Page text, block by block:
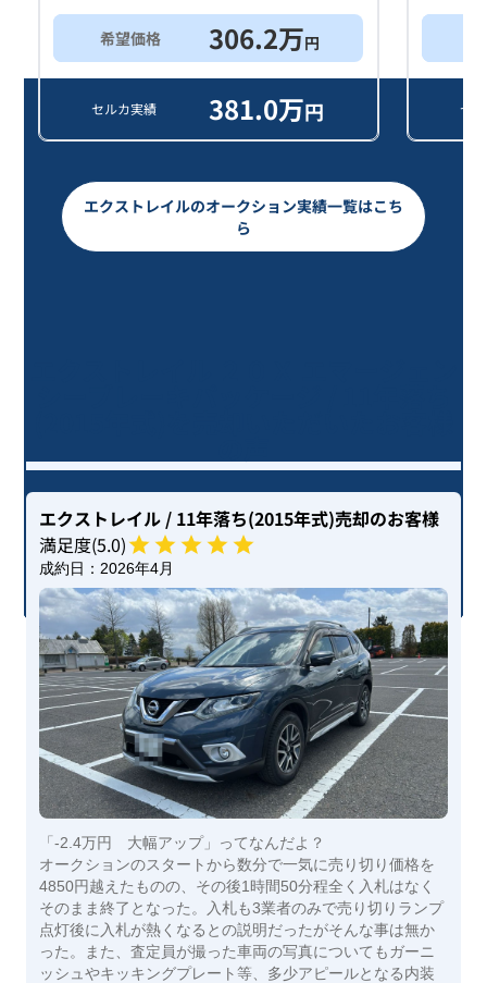
希望価格 306.2万円
セルカ実績 381.0万円 セ
エクストレイルのオークション実績一覧はこち
ら
エクストレイル / 11年落ち(2015年式)売却のお客様
満足度(5.0)
成約日： 2026年4月
「-2.4万円 大幅アップ」ってなんだよ？
オークションのスタートから数分で一気に売り切り価格を
4850円越えたものの、その後1時間50分程全く入札はなく
そのまま終了となった。入札も3業者のみで売り切りランプ
点灯後に入札が熱くなるとの説明だったがそんな事は無か
った。また、査定員が撮った車両の写真についてもガーニ
ッシュやキッキングプレート等、多少アピールとなる内装